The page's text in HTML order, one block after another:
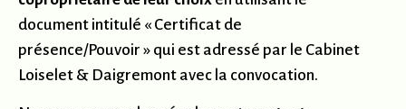
document intitulé « Certificat de
présence/Pouvoir » qui est adressé par le Cabinet
Loiselet & Daigremont avec la convocation.